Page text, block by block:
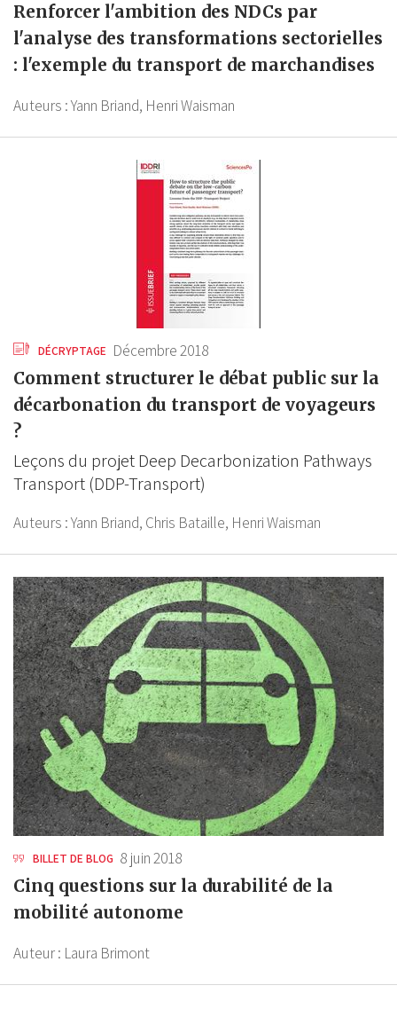
Renforcer l'ambition des NDCs par
l'analyse des transformations sectorielles
: l'exemple du transport de marchandises
Auteurs :Yann Briand, Henri Waisman
DÉCRYPTAGE Décembre 2018
Comment structurer le débat public sur la
décarbonation du transport de voyageurs
?
Leçons du projet Deep Decarbonization Pathways
Transport (DDP-Transport)
Auteurs :Yann Briand, Chris Bataille, Henri Waisman
BILLET DE BLOG 8 juin 2018
Cinq questions sur la durabilité de la
mobilité autonome
Auteur : Laura Brimont